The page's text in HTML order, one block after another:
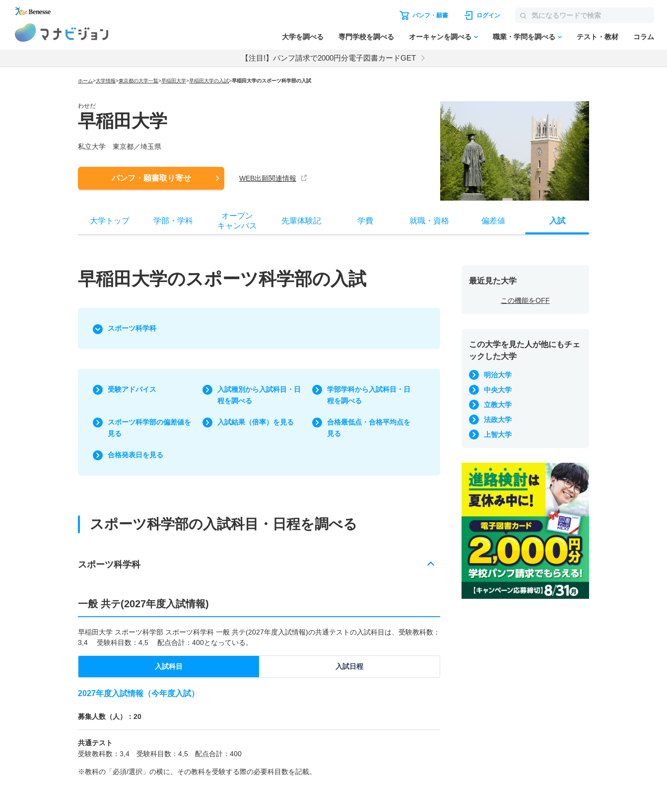
パンフ・願書 ログイン
大学を調べる 専門学校を調べる オーキャンを調べる 職業・学問を調べる テスト・教材 コラム
【注目!】パンフ請求で2000円分電子図書カードGET
ホーム>大学情報>東京都の大学一覧>早稲田大学>早稲田大学の入試>早稲田大学のスポーツ科学部の入試
わせだ
早稲田大学
私立大学 東京都／埼玉県
パンフ・願書取り寄せ WEB出願関連情報
大学トップ 学部 ・ 学科
オープン
キャンパス
先輩体験記 学費 就職・ 資格 偏差値 入試
早稲田大学のスポーツ科学部の入試
スポーツ科学科
受験アドバイス
入試種別から入試科目・日
程を調べる
学部学科から入試科目・日
程を調べる
スポーツ科学部の偏差値を
見る
入試結果（倍率）を見る
合格最低点・合格平均点を
見る
合格発表日を見る
スポーツ科学部の入試科目・日程を調べる
スポーツ科学科
一般 共テ(2027年度入試情報)
早稲田大学 スポーツ科学部 スポーツ科学科 一般 共テ(2027年度入試情報)の共通テストの入試科目は、受験教科数：
3,4 受験科目数：4,5 配点合計：400となっている。
入試科目 入試日程
2027年度入試情報（今年度入試）
募集人数（人）：20
共通テスト
受験教科数：3,4 受験科目数：4,5 配点合計：400
※教科の「必須/選択」の横に、その教科を受験する際の必要科目数を記載。
最近見た大学
この機能をOFF
この大学を見た人が他にもチェ
ックした大学
明治大学
中央大学
立教大学
法政大学
上智大学